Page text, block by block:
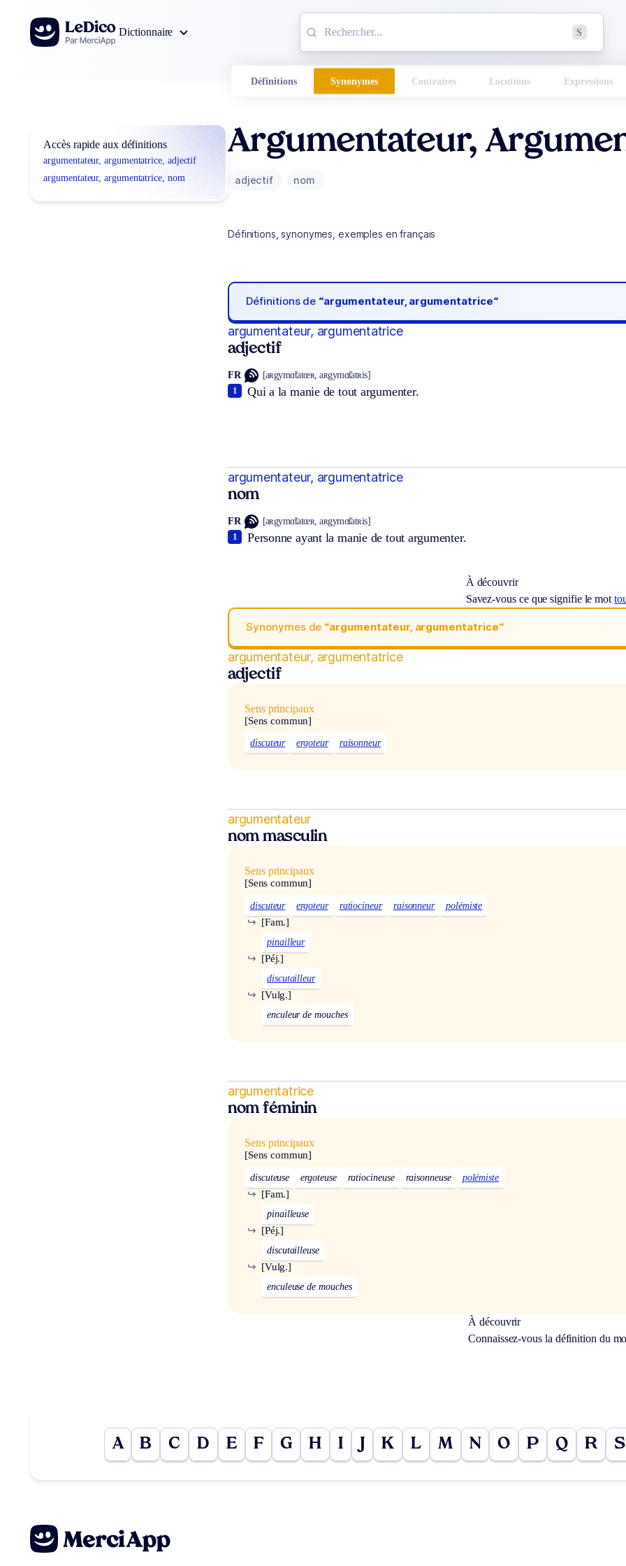
Aller au contenu
Dictionnaire
S
Définitions Synonymes Contraires Locutions Expressions
Accès rapide aux définitions
argumentateur, argumentatrice, adjectif
argumentateur, argumentatrice, nom
Argumentateur,
adjectif nom
Définitions, synonymes, exemples en français
Définitions de “argumentateur, argumentatrice“
argumentateur, argumentatrice
adjectif
FR [aʀgymɑ̃tatœʀ, aʀgymɑ̃tatʀis]
Qui a la manie de tout argumenter.
1
argumentateur, argumentatrice
nom
FR [aʀgymɑ̃tatœʀ, aʀgymɑ̃tatʀis]
Personne ayant la manie de tout argumenter.
1
À découvrir
Savez-vous ce que signifie le mot
Synonymes de “argumentateur, argumentatrice“
argumentateur, argumentatrice
adjectif
Sens principaux
[Sens commun]
discuteur ergoteur raisonneur
argumentateur
nom masculin
Sens principaux
[Sens commun]
discuteur ergoteur ratiocineur raisonneur polémiste
[Fam.]
↪
pinailleur
[Péj.]
↪
discutailleur
[Vulg.]
↪
enculeur de mouches
argumentatrice
nom féminin
Sens principaux
[Sens commun]
discuteuse ergoteuse ratiocineuse raisonneuse polémiste
[Fam.]
↪
pinailleuse
[Péj.]
↪
discutailleuse
[Vulg.]
↪
enculeuse de mouches
À découvrir
Connaissez-vous la définition du
A B C D E F G H I J K L M N O P Q R S